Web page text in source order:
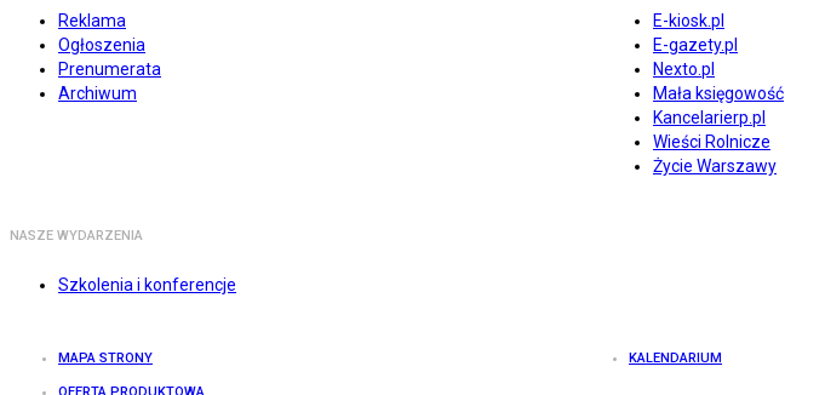
Reklama
Ogłoszenia
Prenumerata
Archiwum
E-kiosk.pl
E-gazety.pl
Nexto.pl
Mała księgowość
Kancelarierp.pl
Wieści Rolnicze
Życie Warszawy
NASZE WYDARZENIA
Szkolenia i konferencje
MAPA STRONY KALENDARIUM